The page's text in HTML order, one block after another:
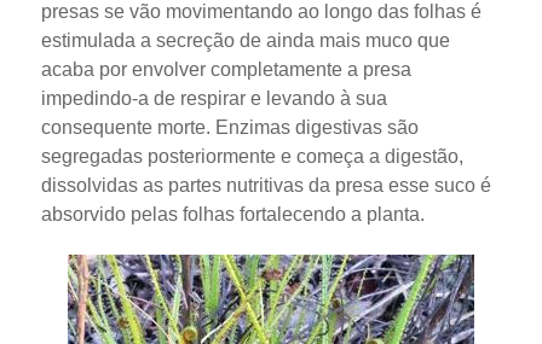
presas se vão movimentando ao longo das folhas é
estimulada a secreção de ainda mais muco que
acaba por envolver completamente a presa
impedindo-a de respirar e levando à sua
consequente morte. Enzimas digestivas são
segregadas posteriormente e começa a digestão,
dissolvidas as partes nutritivas da presa esse suco é
absorvido pelas folhas fortalecendo a planta.